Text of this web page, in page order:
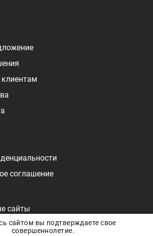
соглашение
сайты
сайтом вы подтверждаете свое
совершеннолетие.